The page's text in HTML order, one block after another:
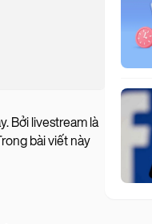
Bởi livestream là
bài viết này